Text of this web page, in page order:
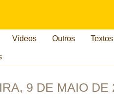
Vídeos Outros
9 DE MAIO DE